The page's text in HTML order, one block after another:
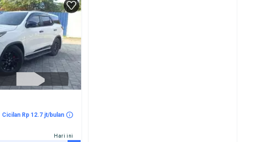
Cicilan Rp 12.7 jt/bulan
Hari ini